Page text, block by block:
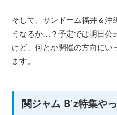
そして、サンドーム福井＆沖
うなるか…？予定では明日公
けど、何とか開催の方向にい
ます。
関ジャム B’z特集や